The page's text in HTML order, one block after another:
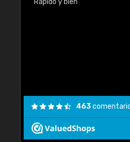
"Rápido y bien"
463